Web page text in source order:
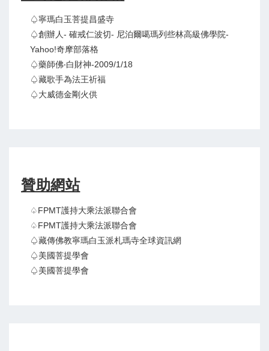
♤寧瑪白玉菩提昌盛寺
♤創辦人- 確戒仁波切- 尼泊爾噶瑪列些林高級佛學院-
Yahoo!奇摩部落格
♤藥師佛‧白財神-2009/1/18
♤藏歌手為法王祈福
♤大威德金剛火供
贊助網站
♤FPMT護持大乘法派聯合會
♤FPMT護持大乘法派聯合會
♤藏傳佛教寧瑪白玉派札瑪寺全球資訊網
♤美國菩提學會
♤美國菩提學會